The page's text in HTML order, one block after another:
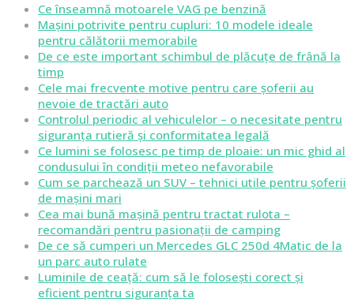
Ce înseamnă motoarele VAG pe benzină
Mașini potrivite pentru cupluri: 10 modele ideale
pentru călătorii memorabile
De ce este important schimbul de plăcuțe de frână la
timp
Cele mai frecvente motive pentru care șoferii au
nevoie de tractări auto
Controlul periodic al vehiculelor – o necesitate pentru
siguranța rutieră și conformitatea legală
Ce lumini se folosesc pe timp de ploaie: un mic ghid al
condusului în condiții meteo nefavorabile
Cum se parchează un SUV – tehnici utile pentru șoferii
de mașini mari
Cea mai bună mașină pentru tractat rulota –
recomandări pentru pasionații de camping
De ce să cumperi un Mercedes GLC 250d 4Matic de la
un parc auto rulate
Luminile de ceață: cum să le folosești corect și
eficient pentru siguranța ta